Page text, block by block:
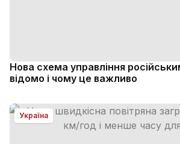
Нова схема управління
відомо і чому це важливо
Україна